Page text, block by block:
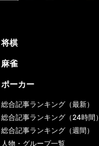
将棋
麻雀
ポーカー
総合記事ランキング（最新）
総合記事ランキング（24時間）
総合記事ランキング（週間）
人物・グループ一覧